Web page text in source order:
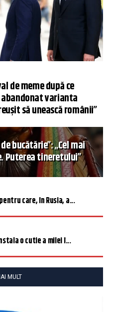
de meme după ce
abandonat varianta
să unească românii”
bucătărie”: „Cel mai
Puterea tineretului”
care, în Rusia, a...
o cutie a milei î...
MULT